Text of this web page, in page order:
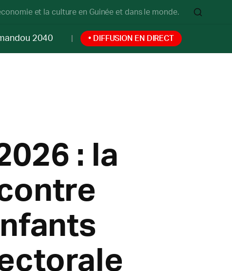
et la culture en Guinée et dans le monde.
2040 • DIFFUSION EN DIRECT
: la